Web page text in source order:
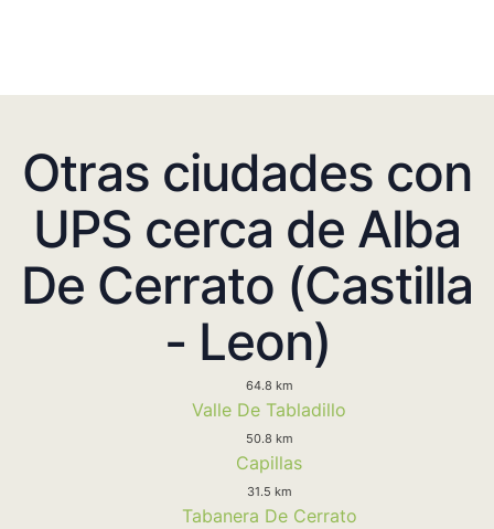
Otras ciudades con
UPS cerca de Alba
De Cerrato (Castilla
- Leon)
64.8 km
Valle De Tabladillo
50.8 km
Capillas
31.5 km
Tabanera De Cerrato